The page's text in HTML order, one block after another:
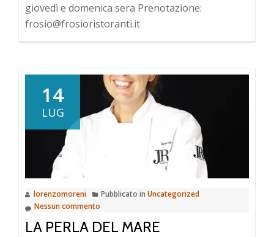
giovedì e domenica sera Prenotazione:
frosio@frosioristoranti.it
14
LUG
lorenzomoreni Pubblicato in Uncategorized
Nessun commento
LA PERLA DEL MARE